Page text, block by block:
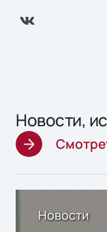
Новости,
Новости